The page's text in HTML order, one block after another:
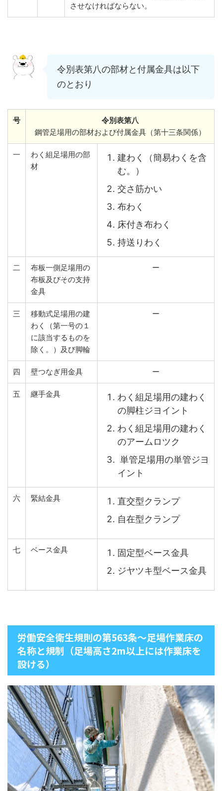
させなければならない。
令別表第八の部材と付属金具は以下
のとおり
号
令別表第八
鋼管足場用の部材および付属金具（第十三条関係）
一
わく組足場用の部
材
建わく（簡易わくを含
む。）
交さ筋かい
布わく
床付き布わく
持送りわく
二
布板一側足場用の
布板及びその支持
金具
ー
三
移動式足場用の建
わく（第一号の１
に該当するものを
除く。）及び脚輪
ー
四 壁つなぎ用金具 ー
五 継手金具
わく組足場用の建わく
の脚柱ジヨイント
わく組足場用の建わく
のアームロツク
単管足場用の単管ジヨ
イント
六 緊結金具
直交型クランプ
自在型クランプ
七 ベース金具
固定型ベース金具
ジヤツキ型ベース金具
労働安全衛生規則の第563条～足場作業床の
名称と規制（足場高さ2m以上には作業床を
設ける）